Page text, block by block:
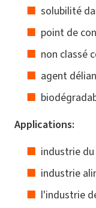
solubilité
point de
non classé
agent
Applications:
industrie du
industrie
l'industrie